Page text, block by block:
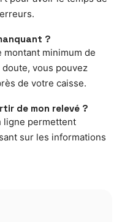
?
minimum de
vous pouvez
de votre caisse.
de mon relevé ?
ligne permettent
sur les informations